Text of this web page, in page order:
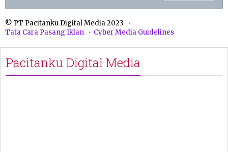
© PT Pacitanku Digital Media 2023
Tata Cara Pasang Iklan
Cyber Media Guidelines
Pacitanku Digital Media